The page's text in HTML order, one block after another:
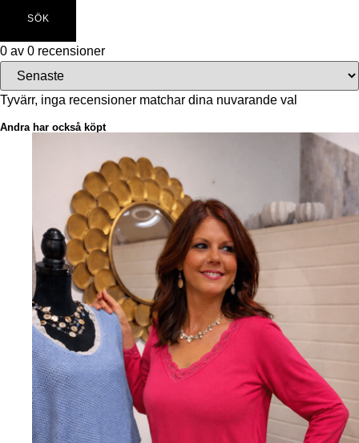
SÖK
0 av 0 recensioner
Tyvärr, inga recensioner matchar dina nuvarande val
Andra har också köpt